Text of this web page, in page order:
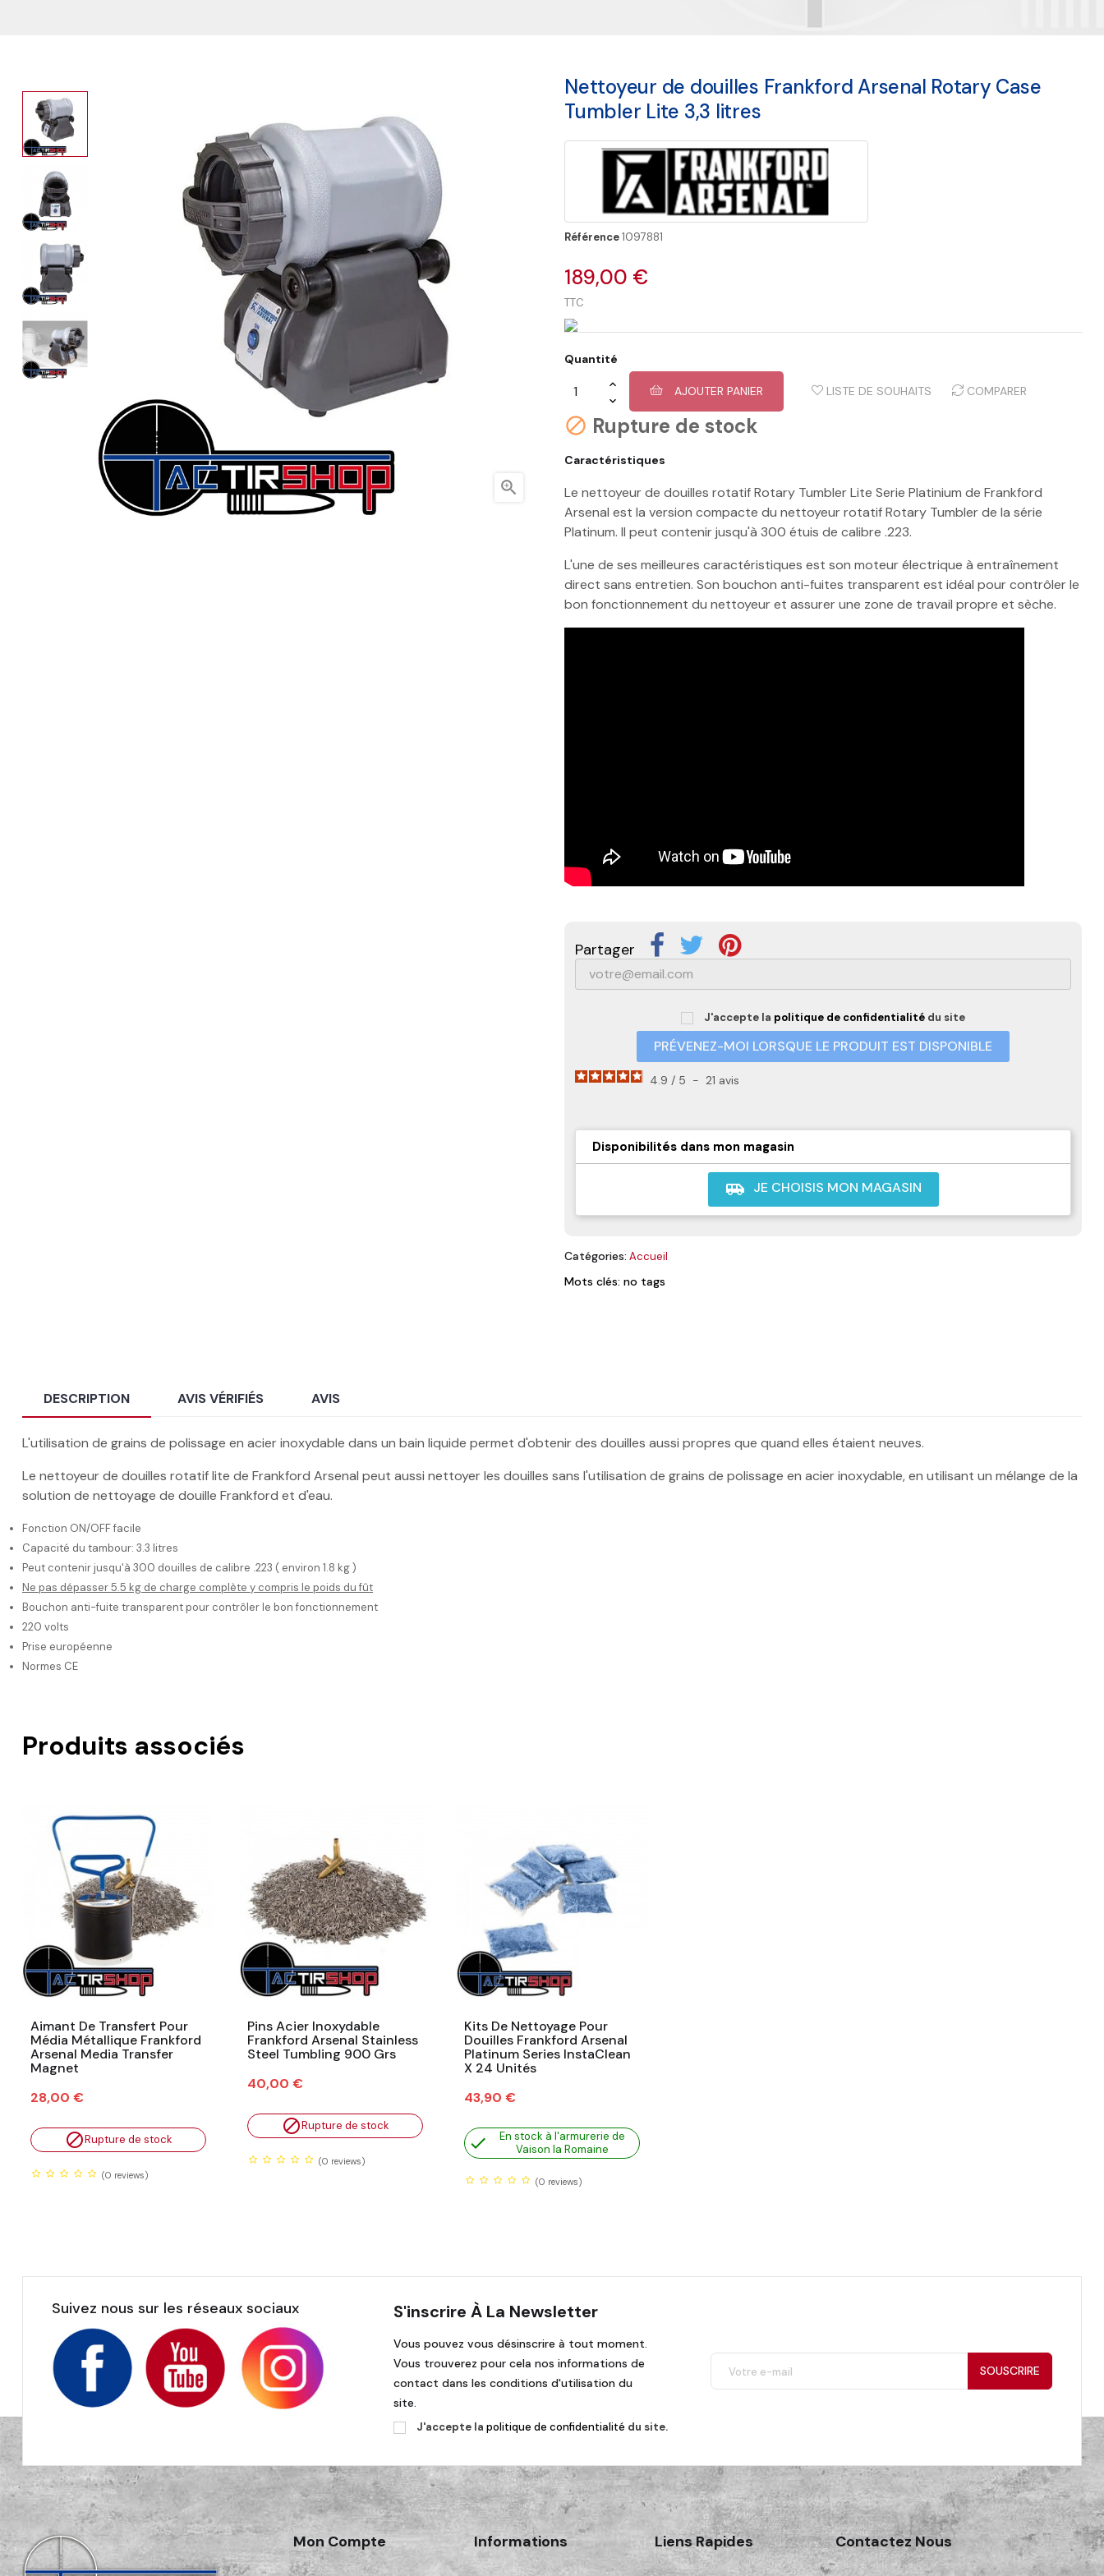

Nettoyeur de douilles Frankford Arsenal Rotary Case
Tumbler Lite 3,3 litres
Référence1097881
189,00 €
TTC
Quantité
AJOUTER PANIER LISTE DE SOUHAITS COMPARER
 Rupture de stock
Caractéristiques
Le nettoyeur de douilles rotatif Rotary Tumbler Lite Serie Platinium de Frankford
Arsenal est la version compacte du nettoyeur rotatif Rotary Tumbler de la série
Platinum. Il peut contenir jusqu'à 300 étuis de calibre .223.
L'une de ses meilleures caractéristiques est son moteur électrique à entraînement
direct sans entretien. Son bouchon anti-fuites transparent est idéal pour contrôler le
bon fonctionnement du nettoyeur et assurer une zone de travail propre et sèche.
Partager
J'accepte la politique de confidentialité du site
PRÉVENEZ-MOI LORSQUE LE PRODUIT EST DISPONIBLE
4.9 / 5 - 21 avis
Disponibilités dans mon magasin
airport_shuttle JE CHOISIS MON MAGASIN
Catégories: Accueil
Mots clés: no tags
DESCRIPTION AVIS VÉRIFIÉS AVIS
L'utilisation de grains de polissage en acier inoxydable dans un bain liquide permet d'obtenir des douilles aussi propres que quand elles étaient neuves.
Le nettoyeur de douilles rotatif lite de Frankford Arsenal peut aussi nettoyer les douilles sans l'utilisation de grains de polissage en acier inoxydable, en utilisant un mélange de la
solution de nettoyage de douille Frankford et d'eau.
Fonction ON/OFF facile
Capacité du tambour: 3.3 litres
Peut contenir jusqu'à 300 douilles de calibre .223 ( environ 1.8 kg )
Ne pas dépasser 5.5 kg de charge complète y compris le poids du fût
Bouchon anti-fuite transparent pour contrôler le bon fonctionnement
220 volts
Prise européenne
Normes CE
Produits associés
Aimant De Transfert Pour
Média Métallique Frankford
Arsenal Media Transfer
Magnet
Prix
28,00 €
Rupture de stock
(0 reviews)
Pins Acier Inoxydable
Frankford Arsenal Stainless
Steel Tumbling 900 Grs
Prix
40,00 €
Rupture de stock
(0 reviews)
Kits De Nettoyage Pour
Douilles Frankford Arsenal
Platinum Series InstaClean
X 24 Unités
Prix
43,90 €

En stock à l'armurerie de
Vaison la Romaine
(0 reviews)
Suivez nous sur les réseaux sociaux S'inscrire À La Newsletter
Vous pouvez vous désinscrire à tout moment.
Vous trouverez pour cela nos informations de
contact dans les conditions d'utilisation du
site.
J'accepte la politique de confidentialité du site.
SOUSCRIRE
Mon Compte Informations Liens Rapides Contactez Nous